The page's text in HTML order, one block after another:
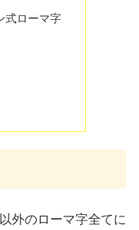
式ローマ字
外のローマ字全てに